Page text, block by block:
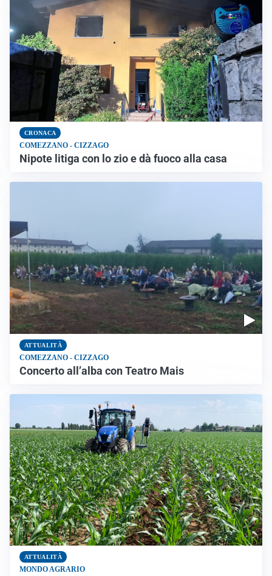
CRONACA
COMEZZANO - CIZZAGO
Nipote litiga con lo zio e dà fuoco alla casa
ATTUALITÀ
COMEZZANO - CIZZAGO
Concerto all’alba con Teatro Mais
ATTUALITÀ
MONDO AGRARIO